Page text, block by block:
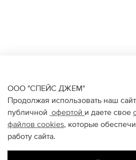
ООО "СПЕЙС ДЖЕМ"
Продолжая использовать наш
публичной офертой и даете свое
файлов cookies, которые
работу сайта.